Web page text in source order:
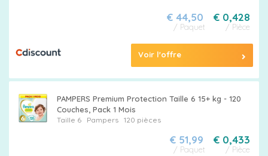
€ 0,428
/ Pièce
€ 44,50
/ Paquet
Voir l'offre
PAMPERS Premium Protection Taille 6 15+ kg - 120
Couches, Pack 1 Mois
Taille 6 Pampers120 pièces
€ 0,433
/ Pièce
€ 51,99
/ Paquet